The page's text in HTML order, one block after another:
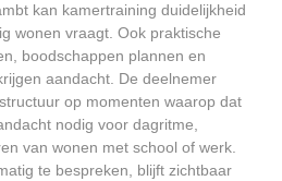
kan kamertraining duidelijkheid
wonen vraagt. Ook praktische
boodschappen plannen en
aandacht. De deelnemer
op momenten waarop dat
nodig voor dagritme,
van wonen met school of werk.
te bespreken, blijft zichtbaar